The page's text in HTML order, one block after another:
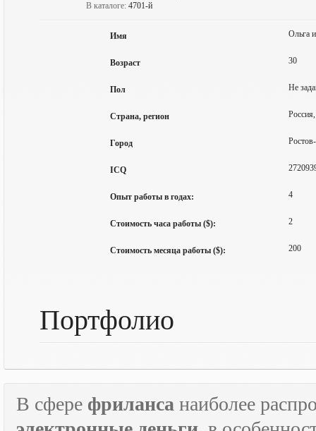
В каталоге: 4701-й
Имя Ольга
Возраст 30
Пол Не
Страна, регион
Город
ICQ
Опыт работы в годах: 4
Стоимость часа работы ($): 2
Стоимость месяца работы ($): 200
Портфолио
В сфере фриланса наиболее